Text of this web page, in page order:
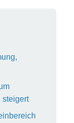
steigert